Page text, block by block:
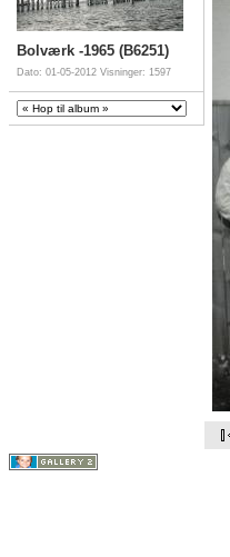
Bolværk -1965 (B6251)
Dato: 01-05-2012 Visninger: 1597